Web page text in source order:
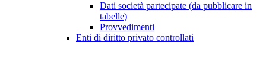
Dati società partecipate (da pubblicare in
tabelle)
Provvedimenti
Enti di diritto privato controllati